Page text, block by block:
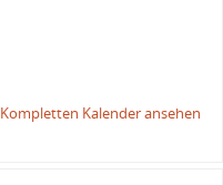
Kompletten Kalender ansehen